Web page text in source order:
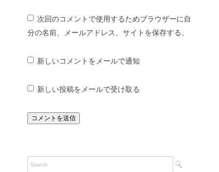
次回のコメントで使用するためブラウザーに自
分の名前、メールアドレス、サイトを保存する。
新しいコメントをメールで通知
新しい投稿をメールで受け取る